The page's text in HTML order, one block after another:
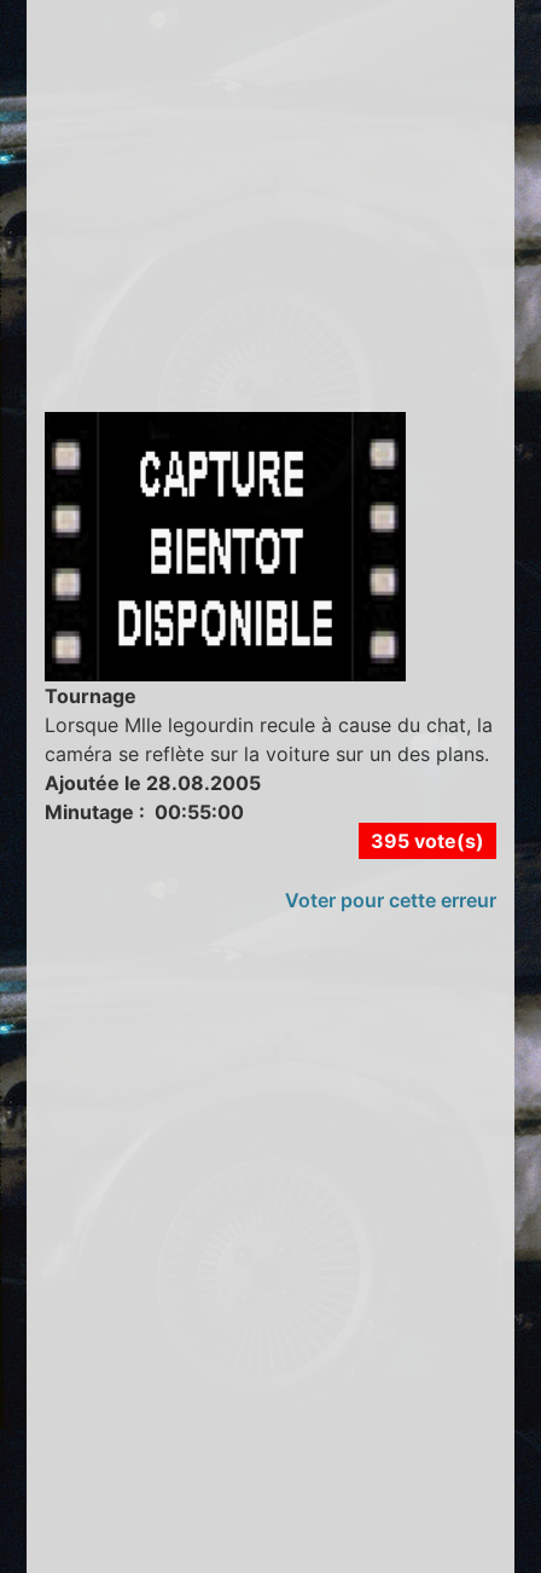
Tournage
Lorsque Mlle legourdin recule à cause du chat, la
caméra se reflète sur la voiture sur un des plans.
Ajoutée le 28.08.2005
Minutage : 00:55:00
395 vote(s)
Voter pour cette erreur